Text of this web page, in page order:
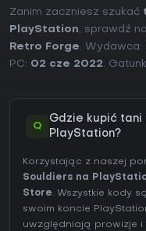
Zanim zaczniesz szukać
PlayStation, sprawdź
Retro Forge. Wydawca:
PC: 02 cze 2022.
Q
Gdzie kupić tani
PlayStation?
Korzystając z naszej
Souldiers na
Store. Wszystkie kody
swoim koncie
uwzględniają prowizje i